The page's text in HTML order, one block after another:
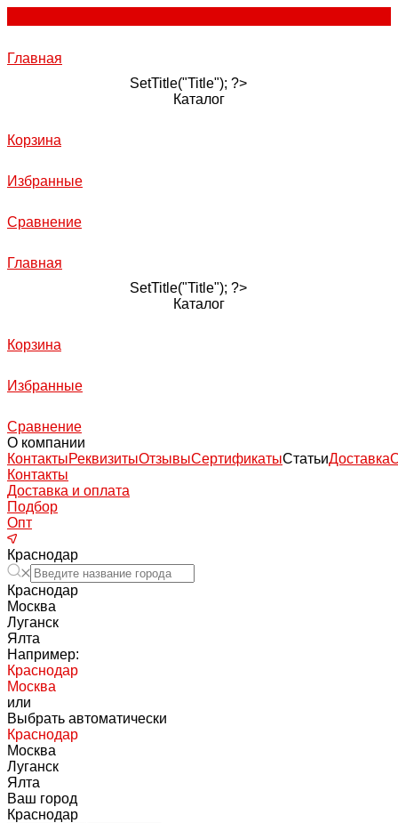
Главная
SetTitle("Title"); ?>
Каталог
Корзина
Избранные
Сравнение
Главная
SetTitle("Title"); ?>
Каталог
Корзина
Избранные
Сравнение
О компании
КонтактыРеквизитыОтзывыСертификатыСтатьиДоставка
Контакты
Доставка и оплата
Подбор
Опт
Краснодар
Краснодар
Москва
Луганск
Ялта
Например:
Краснодар
Москва
или
Выбрать автоматически
Краснодар
Москва
Луганск
Ялта
Ваш город
Краснодар